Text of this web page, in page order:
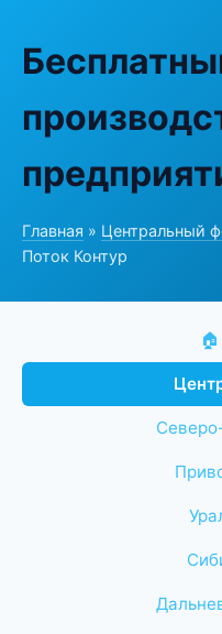
Главная » Центральный
Поток Контур